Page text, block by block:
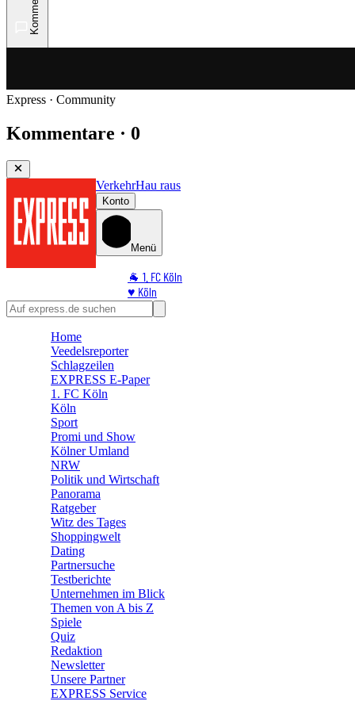
Express · Community
Kommentare · 0
VerkehrHau raus
Konto
Menü
🐐 1. FC Köln
♥️ Köln
⭐ Promi
🛒 Shoppingwelt
Home
Veedelsreporter
Schlagzeilen
EXPRESS E-Paper
1. FC Köln
Köln
Sport
Promi und Show
Kölner Umland
NRW
Politik und Wirtschaft
Panorama
Ratgeber
Witz des Tages
Shoppingwelt
Dating
Partnersuche
Testberichte
Unternehmen im Blick
Themen von A bis Z
Spiele
Quiz
Redaktion
Newsletter
Unsere Partner
EXPRESS Service